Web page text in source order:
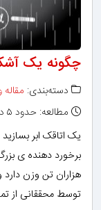
چگونه یک
دسته‌بندی:
مطالعه: حدود ۵ دقیقه
یک اتاقک ابر
برخورد دهنده ی
هزاران تن وزن
توسط محققانی از